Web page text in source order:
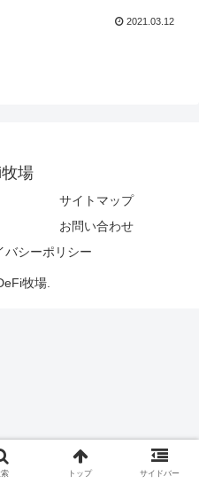
2021.03.12
場
サイトマップ
お問い合わせ
バシーポリシー
牧場.
トップ サイドバー